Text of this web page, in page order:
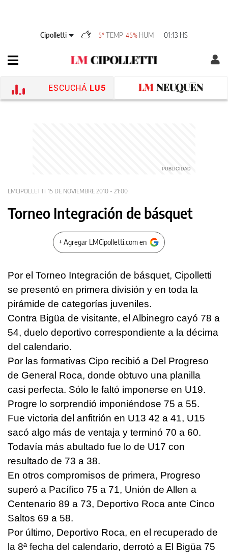
Cipolletti 5° TEMP 45% HUM 01:13 HS
ESCUCHÁ LU5
LMCIPOLLETTI 15 DE NOVIEMBRE 2010 - 21:00
Torneo Integración de básquet
+ Agregar LMCipolletti.com en
Por el Torneo Integración de básquet, Cipolletti
se presentó en primera división y en toda la
pirámide de categorías juveniles.
Contra Bigüa de visitante, el Albinegro cayó 78 a
54, duelo deportivo correspondiente a la décima
del calendario.
Por las formativas Cipo recibió a Del Progreso
de General Roca, donde obtuvo una planilla
casi perfecta. Sólo le faltó imponerse en U19.
Progre lo sorprendió imponiéndose 75 a 55.
Fue victoria del anfitrión en U13 42 a 41, U15
sacó algo más de ventaja y terminó 70 a 60.
Todavía más abultado fue lo de U17 con
resultado de 73 a 38.
En otros compromisos de primera, Progreso
superó a Pacífico 75 a 71, Unión de Allen a
Centenario 89 a 73, Deportivo Roca ante Cinco
Saltos 69 a 58.
Por último, Deportivo Roca, en el recuperado de
la 8ª fecha del calendario, derrotó a El Bigüa 75